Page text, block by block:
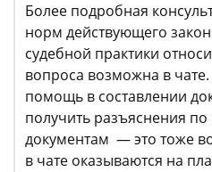
Более подробная
норм действующего
судебной практики
вопроса возможна в чате.
помощь в составлении
получить разъяснения
документам — это тоже
в чате оказываются на